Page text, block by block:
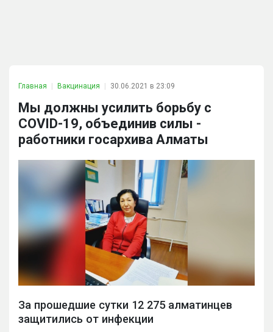
Главная Вакцинация 30.06.2021 в 23:09
Мы должны усилить борьбу с
COVID-19, объединив силы -
работники госархива Алматы
За прошедшие сутки 12 275 алматинцев
защитились от инфекции